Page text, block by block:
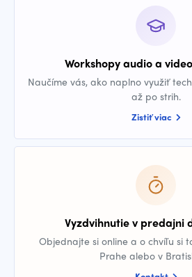
Workshopy audio a
Naučíme vás, ako naplno využiť
až po strih.
Zistiť viac
Vyzdvihnutie v predajni
Objednajte si online a o chvíľu si
Prahe alebo v